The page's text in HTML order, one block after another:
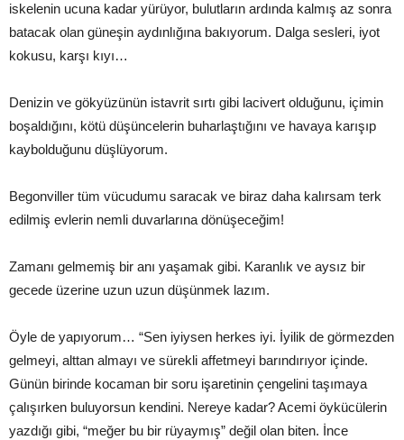
iskelenin ucuna kadar yürüyor, bulutların ardında kalmış az sonra
batacak olan güneşin aydınlığına bakıyorum. Dalga sesleri, iyot
kokusu, karşı kıyı…
Denizin ve gökyüzünün istavrit sırtı gibi lacivert olduğunu, içimin
boşaldığını, kötü düşüncelerin buharlaştığını ve havaya karışıp
kaybolduğunu düşlüyorum.
Begonviller tüm vücudumu saracak ve biraz daha kalırsam terk
edilmiş evlerin nemli duvarlarına dönüşeceğim!
Zamanı gelmemiş bir anı yaşamak gibi. Karanlık ve aysız bir
gecede üzerine uzun uzun düşünmek lazım.
Öyle de yapıyorum… “Sen iyiysen herkes iyi. İyilik de görmezden
gelmeyi, alttan almayı ve sürekli affetmeyi barındırıyor içinde.
Günün birinde kocaman bir soru işaretinin çengelini taşımaya
çalışırken buluyorsun kendini. Nereye kadar? Acemi öykücülerin
yazdığı gibi, “meğer bu bir rüyaymış” değil olan biten. İnce